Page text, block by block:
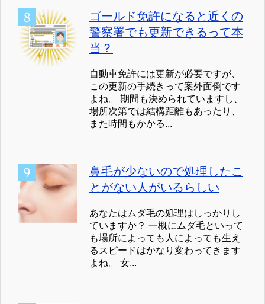
ゴールド免許になると近くの
警察署でも更新できるって本
当？
自動車免許には更新が必要ですが、
この更新の手続きって案外面倒です
よね。 期間も決められていますし、
場所次第では結構距離もあったり、
また時間もかかる...
鼻毛が少ないので処理したこ
とがない人がいるらしい
あなたはムダ毛の処理はしっかりし
ていますか？ 一概にムダ毛といって
も場所によっても人によっても生え
るスピードはかなり変わってきます
よね。 女...